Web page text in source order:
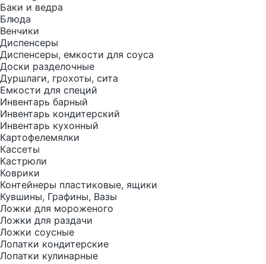
Баки и ведра
Блюда
Венчики
Диспенсеры
Диспенсеры, емкости для соуса
Доски разделочные
Дуршлаги, грохоты, сита
Емкости для специй
Инвентарь барный
Инвентарь кондитерский
Инвентарь кухонный
Картофелемялки
Кассеты
Кастрюли
Коврики
Контейнеры пластиковые, ящики
Кувшины, Графины, Вазы
Ложки для мороженого
Ложки для раздачи
Ложки соусные
Лопатки кондитерские
Лопатки кулинарные